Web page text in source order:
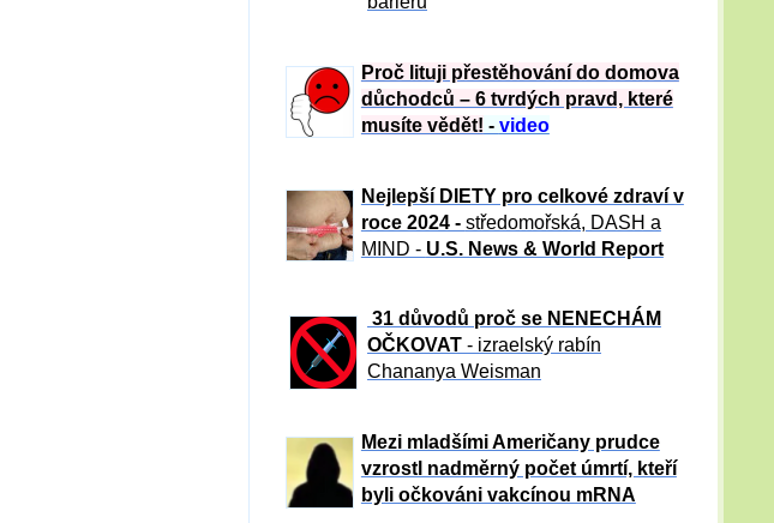
Proč lituji přestěhování do domova
důchodců – 6 tvrdých pravd, které
musíte vědět! - video
Nejlepší DIETY pro celkové zdraví v
roce 2024 - středomořská, DASH a
MIND - U.S. News & World Report
31 důvod ů proč se NENECHÁM
OČKOVAT - izraelský rabín
Chananya Weisman
Mezi mladšími Američany prudce
vzrostl nadměrný počet úmrtí, kteří
byli očkováni vakcínou mRNA